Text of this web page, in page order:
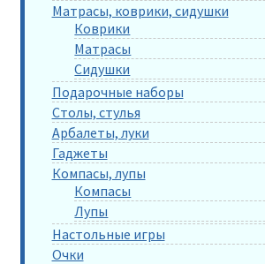
Матрасы, коврики, сидушки
Коврики
Матрасы
Сидушки
Подарочные наборы
Столы, стулья
Арбалеты, луки
Гаджеты
Компасы, лупы
Компасы
Лупы
Настольные игры
Очки